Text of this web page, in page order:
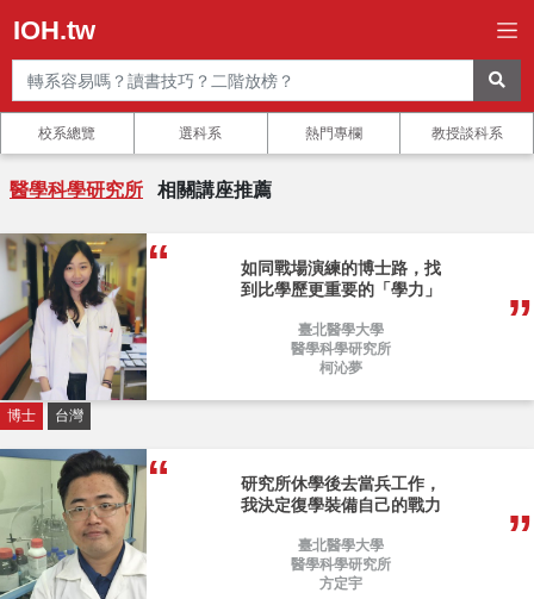
IOH.tw
校系總覽 選科系 熱門專欄 教授談科系
醫學科學研究所 相關講座推薦
如同戰場演練的博士路，找
到比學歷更重要的「學力」
臺北醫學大學
醫學科學研究所
柯沁夢
博士 台灣
研究所休學後去當兵工作，
我決定復學裝備自己的戰力
臺北醫學大學
醫學科學研究所
方定宇